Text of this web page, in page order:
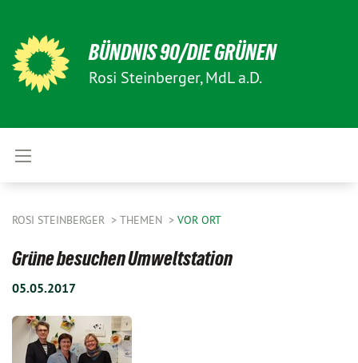
BÜNDNIS 90/DIE GRÜNEN
Rosi Steinberger, MdL a.D.
ROSI STEINBERGER THEMEN VOR ORT
Grüne besuchen Umweltstation
05.05.2017